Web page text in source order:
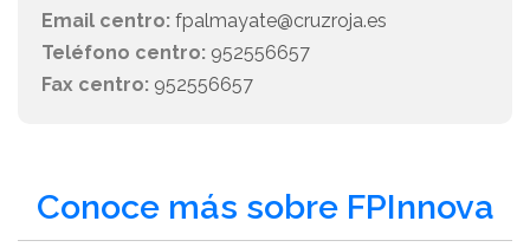
Email centro: fpalmayate@cruzroja.es
Teléfono centro: 952556657
Fax centro: 952556657
Conoce más sobre FPInnova